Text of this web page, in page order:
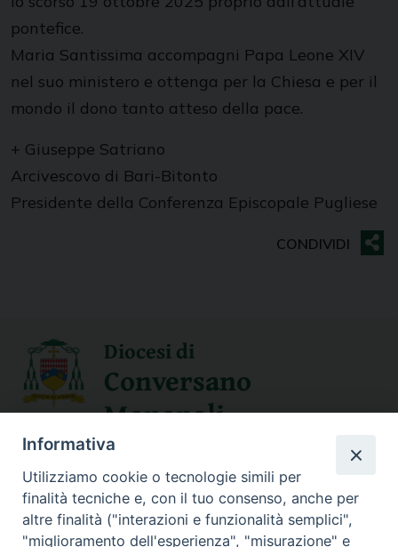
pontefice.
Maria Santissima accompagni Papa Leone XIV
nel suo ministero e ottenga per la Chiesa e per il
mondo il dono tanto atteso della pace.
+ Giuseppe Satriano
Arcivescovo di Bari-Bitonto
Presidente della Conferenza Episcopale Pugliese
Diocesi di
Conversano
Monopoli
SEGUICI SU
Informativa
Utilizziamo cookie o tecnologie simili per
finalità tecniche e, con il tuo consenso, anche per
altre finalità ("interazioni e funzionalità semplici",
"miglioramento dell'esperienza", "misurazione" e